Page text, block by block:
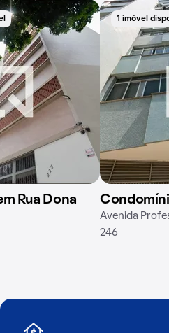
Rua Dona
1 imóvel
Avenida
246